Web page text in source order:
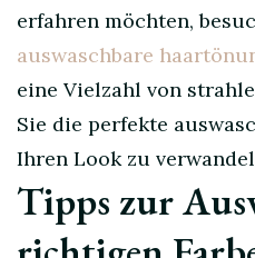
erfahren möchten,
auswaschbare
eine Vielzahl von
Sie die perfekte
Ihren Look zu
Tipps zur